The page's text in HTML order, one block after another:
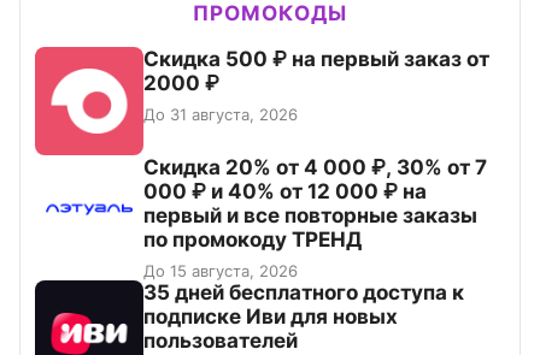
ПРОМОКОДЫ
Скидка 500 ₽ на первый заказ от
2000 ₽
До 31 августа, 2026
Скидка 20% от 4 000 ₽, 30% от 7
000 ₽ и 40% от 12 000 ₽ на
первый и все повторные заказы
по промокоду ТРЕНД
До 15 августа, 2026
35 дней бесплатного доступа к
подписке Иви для новых
пользователей